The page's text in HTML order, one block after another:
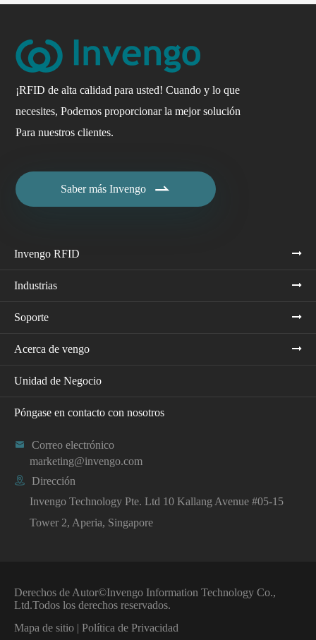
¡RFID de alta calidad para usted! Cuando y lo que
necesites, Podemos proporcionar la mejor solución
Para nuestros clientes.
Saber más Invengo 
Invengo RFID
Industrias
Soporte
Acerca de vengo
Unidad de Negocio
Póngase en contacto con nosotros

Correo electrónico
marketing@invengo.com

Dirección
Invengo Technology Pte. Ltd 10 Kallang Avenue #05-15
Tower 2, Aperia, Singapore
Derechos de Autor©Invengo Information Technology Co.,
Ltd.Todos los derechos reservados.
Mapa de sitio | Política de Privacidad